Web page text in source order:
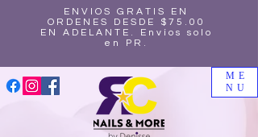
ENVIOS GRATIS EN
ORDENES DESDE $75.00
EN ADELANTE. Envíos solo
en PR.
ME
NU